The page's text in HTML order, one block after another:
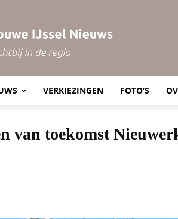
VERKIEZINGEN FOTO’S
van toekomst